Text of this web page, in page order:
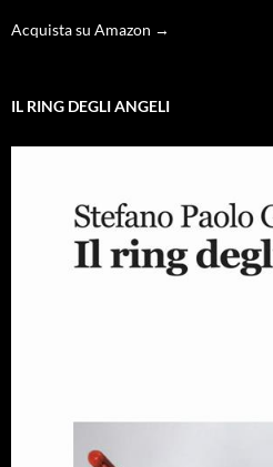
Acquista su Amazon →
IL RING DEGLI ANGELI